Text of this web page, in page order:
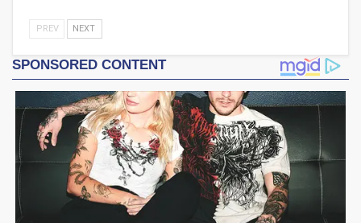
PREV NEXT